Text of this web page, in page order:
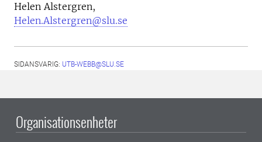
Helen Alstergren,
Helen.Alstergren@slu.se
SIDANSVARIG: UTB-WEBB@SLU.SE
Organisationsenheter